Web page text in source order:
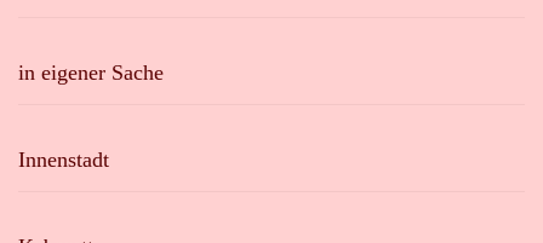
in eigener Sache
Innenstadt